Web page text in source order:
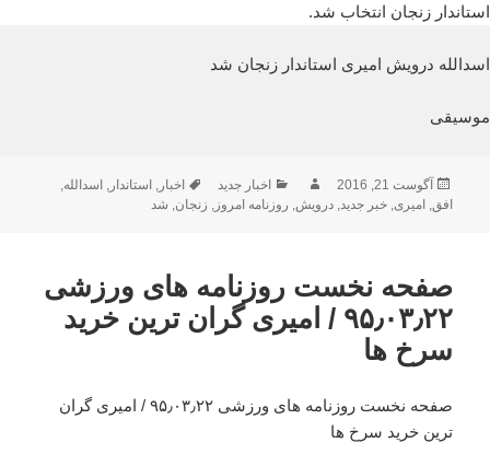
استاندار زنجان انتخاب شد.
اسدالله درویش امیری استاندار زنجان شد
موسیقی
ارسال
شده
آگوست 21, 2016 نویسندهدسته‌ها
اخبار جدید برچسب‌ها
اخبار, استاندار, اسدالله,
افق, امیری,خبر جدید,درویش, روزنامه امروز, زنجان, شد
صفحه نخست روزنامه های ورزشی
۹۵٫۰۳٫۲۲ / امیری گران ترین خرید
سرخ ها
صفحه نخست روزنامه های ورزشی ۹۵٫۰۳٫۲۲ / امیری گران
ترین خرید سرخ ها